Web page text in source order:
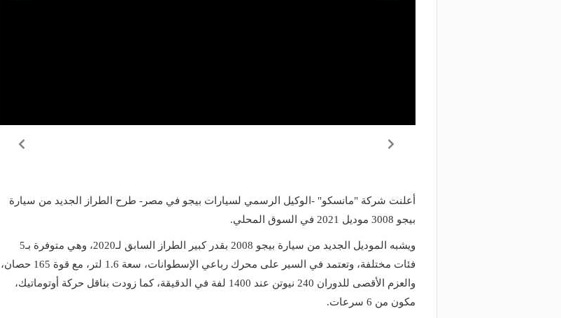
أعلنت شركة "مانسكو" -الوكيل الرسمي لسيارات بيجو في مصر- طرح الطراز الجديد من سيارة
بيجو 3008 موديل 2021 في السوق المحلي.
ويشبه الموديل الجديد من سيارة بيجو 2008 بقدر كبير الطراز السابق لـ2020، وهي متوفرة بـ5
فئات مختلفة، وتعتمد في السير على محرك رباعي الإسطوانات، سعة 1.6 لتر، مع قوة 165 حصان،
والعزم الأقصى للدوران 240 نيوتن عند 1400 لفة في الدقيقة، كما زودت بناقل حركة أوتوماتيك،
مكون من 6 سرعات.